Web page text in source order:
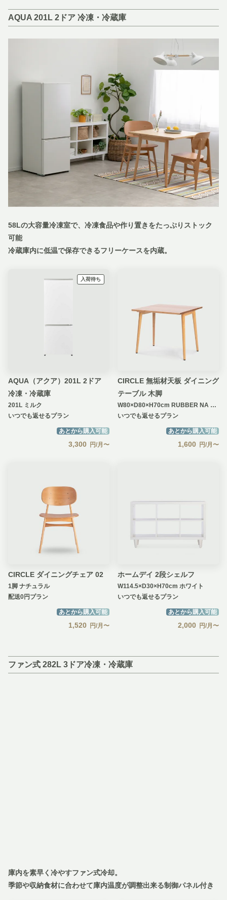
AQUA 201L 2ドア 冷凍・冷蔵庫
58Lの大容量冷凍室で、冷凍食品や作り置きをたっぷりストック
可能
冷蔵庫内に低温で保存できるフリーケースを内蔵。
入荷待ち
AQUA（アクア）201L 2ドア
冷凍・冷蔵庫
201L ミルク
いつでも返せるプラン
あとから購入可能
3,300 円/月〜
CIRCLE 無垢材天板 ダイニング
テーブル 木脚
W80×D80×H70cm RUBBER NA TAPER WOOD
いつでも返せるプラン
あとから購入可能
1,600 円/月〜
CIRCLE ダイニングチェア 02
1脚 ナチュラル
配送0円プラン
あとから購入可能
1,520 円/月〜
ホームデイ 2段シェルフ
W114.5×D30×H70cm ホワイト
いつでも返せるプラン
あとから購入可能
2,000 円/月〜
ファン式 282L 3ドア冷凍・冷蔵庫
庫内を素早く冷やすファン式冷却。
季節や収納食材に合わせて庫内温度が調整出来る制御パネル付き